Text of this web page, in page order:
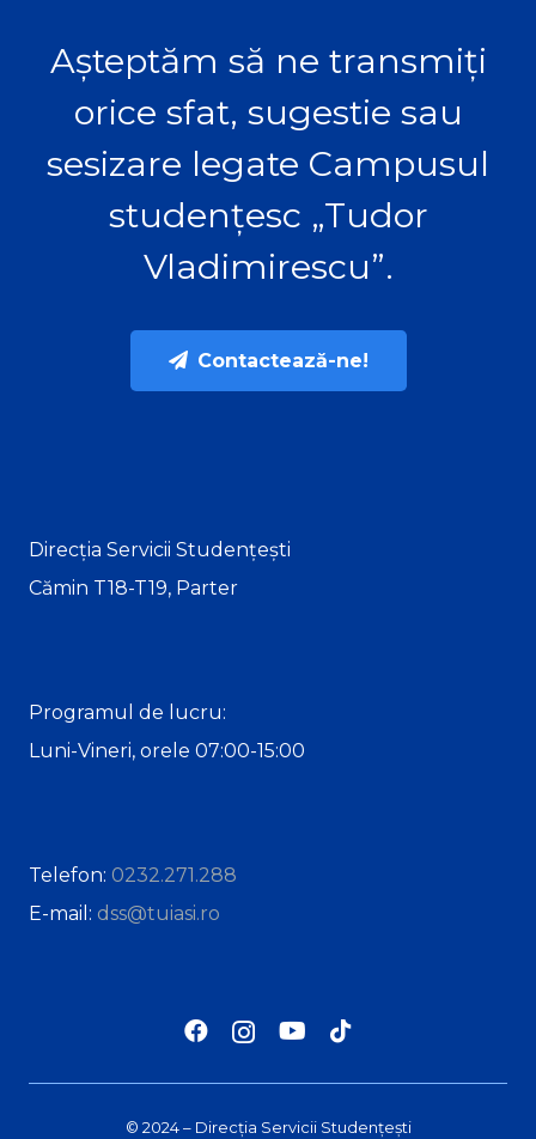
Așteptăm să ne transmiți
orice sfat, sugestie sau
sesizare legate Campusul
studențesc „Tudor
Vladimirescu”.
Contactează-ne!
Direcția Servicii Studențești
Cămin T18-T19, Parter
Programul de lucru:
Luni-Vineri, orele 07:00-15:00
Telefon: 0232.271.288
E-mail: dss@tuiasi.ro
© 2024 – Direcția Servicii Studențești